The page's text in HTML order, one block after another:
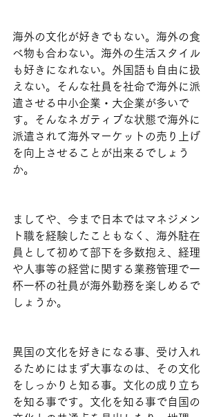
海外の文化が好きでもない。海外の食
べ物も合わない。海外の生活スタイル
も好きになれない。外国語も自由に扱
えない。そんな社員を社命で海外に派
遣させる中小企業・大企業が多いで
す。そんなネガティブな状態で海外に
派遣されて海外マーケットの売り上げ
を向上させることが出来るでしょう
か。
ましてや、今まで日本ではマネジメン
ト職を経験したこともなく、海外駐在
員として初めて部下を多数抱え、経理
や人事等の経営に関する業務管理で一
杯一杯の社員が海外勤務を楽しめるで
しょうか。
異国の文化を好きになる事、受け入れ
るためにはまず大事なのは、その文化
をしっかりと知る事。文化の成り立ち
を知る事です。文化を知る事で自国の